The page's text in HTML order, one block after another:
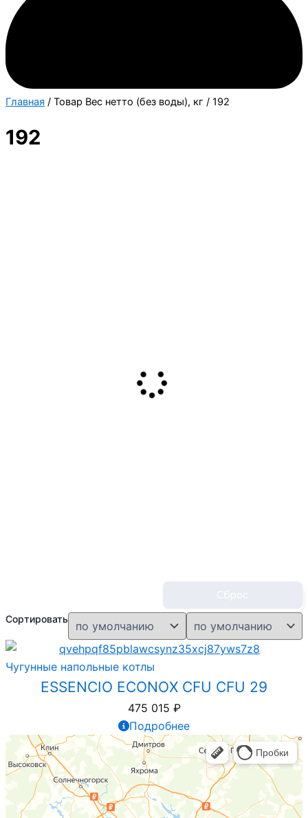
Главная / Товар Вес нетто (без воды), кг / 192
192
Сортировать
Чугунные напольные котлы
ESSENCIO ECONOX CFU CFU 29
475 015 ₽
Подробнее